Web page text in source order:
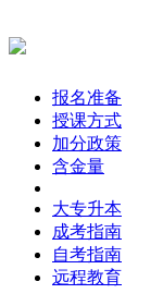
报名准备
授课方式
加分政策
含金量
大专升本
成考指南
自考指南
远程教育